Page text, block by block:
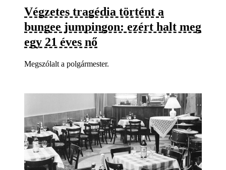
Végzetes tragédia történt a
bungee jumpingon: ezért halt meg
egy 21 éves nő
Megszólalt a polgármester.